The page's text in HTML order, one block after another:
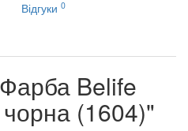
Відгуки 0
Belife
(1604)"